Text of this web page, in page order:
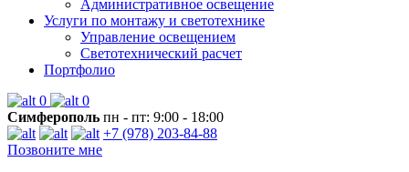
Административное освещение
Услуги по монтажу и светотехнике
Управление освещением
Светотехнический расчет
Портфолио
0
0
Симферополь пн - пт: 9:00 - 18:00
+7 (978) 203-84-88
Позвоните мне